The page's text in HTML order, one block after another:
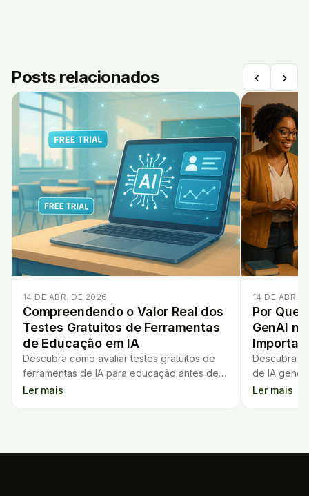
Posts relacionados ‹ ›
14 DE ABR. DE 2026
Compreendendo o Valor Real dos
Testes Gratuitos de Ferramentas
de Educação em IA
Descubra como avaliar testes gratuitos de
ferramentas de IA para educação antes de
assinar e evite gastos desnecessários com
Ler mais
14 DE ABR.
Por Que
GenAI
Descubra
de IA
importante
Ler mais